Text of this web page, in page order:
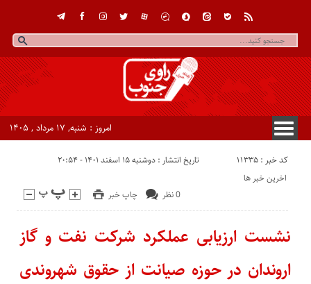
امروز : شنبه, ۱۷ مرداد , ۱۴۰۵
کد خبر : 11335 تاریخ انتشار : دوشنبه ۱۵ اسفند ۱۴۰۱ - ۲۰:۵۴
چاپ خبر 0 نظر
اخرین خبر ها
نشست ارزیابی عملکرد شرکت نفت و گاز
اروندان در حوزه صیانت از حقوق شهروندی